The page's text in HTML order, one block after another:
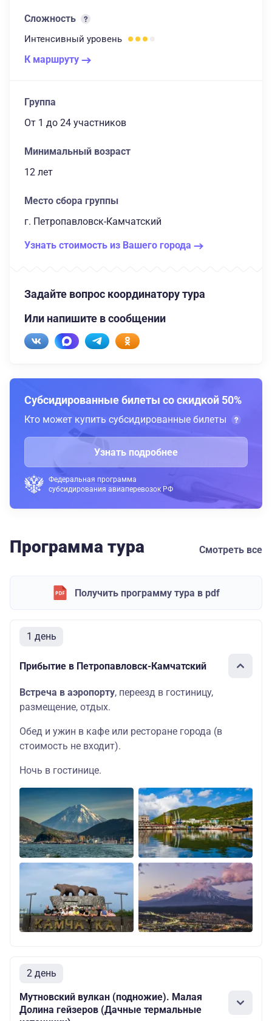
Сложность
Интенсивный уровень
К маршруту
Группа
От 1 до 24 участников
Минимальный возраст
12 лет
Место сбора группы
г. Петропавловск-Камчатский
Узнать стоимость из Вашего города
Задайте вопрос координатору тура
Или напишите в сообщении
Субсидированные билеты со скидкой 50%
Кто может купить субсидированные билеты
Узнать подробнее
Федеральная программа
субсидирования авиаперевозок РФ
Программа тура Смотреть все
Получить программу тура в pdf
1 день
Прибытие в Петропавловск-Камчатский
Встреча в аэропорту, переезд в гостиницу,
размещение, отдых.
Обед и ужин в кафе или ресторане города (в
стоимость не входит).
Ночь в гостинице.
2 день
Мутновский вулкан (подножие). Малая
Долина гейзеров (Дачные термальные